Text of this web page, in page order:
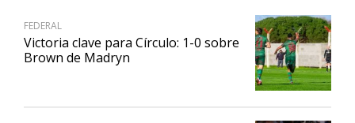
FEDERAL
Victoria clave para Círculo: 1-0 sobre
Brown de Madryn